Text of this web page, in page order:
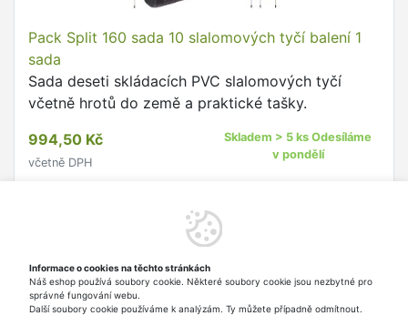
Pack Split 160 sada 10 slalomových tyčí balení 1
sada
Sada deseti skládacích PVC slalomových tyčí
včetně hrotů do země a praktické tašky.
994,50 Kč
včetně DPH
Skladem > 5 ks Odesíláme
v pondělí
Nahoru
Informace o cookies na těchto stránkách
Náš eshop používá soubory cookie. Některé soubory cookie jsou nezbytné pro
správné fungování webu.
Další soubory cookie používáme k analýzám. Ty můžete případně odmítnout.